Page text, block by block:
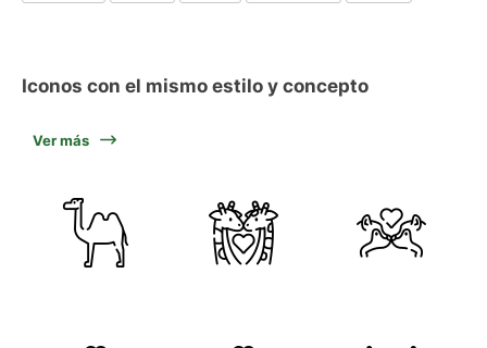
Iconos con el mismo estilo y concepto
Ver más